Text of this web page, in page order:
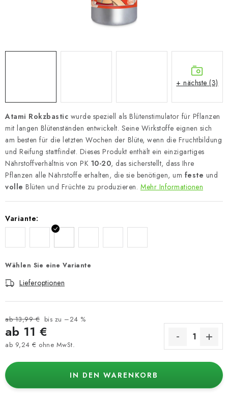
Atami Rokzbastic wurde speziell als Blütenstimulator für Pflanzen
mit langen Blütenständen entwickelt. Seine Wirkstoffe eignen sich
am besten für die letzten Wochen der Blüte, wenn die Fruchtbildung
und Reifung stattfindet. Dieses Produkt enthält ein einzigartiges
Nährstoffverhältnis von PK 10-20, das sicherstellt, dass Ihre
Pflanzen alle Nährstoffe erhalten, die sie benötigen, um feste und
volle Blüten und Früchte zu produzieren. Mehr Informationen
Variante:
Wählen Sie eine Variante
Lieferoptionen
ab 13,99 € bis zu –24 %
ab 11 €
ab 9,24 € ohne MwSt.
IN DEN WARENKORB
+ nächste (3)